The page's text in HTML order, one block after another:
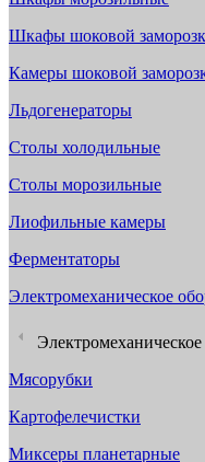
Шкафы шоковой
Камеры шоковой
Льдогенераторы
Столы холодильные
Столы морозильные
Лиофильные камеры
Ферментаторы
Электромеханическое
Мясорубки
Картофелечистки
Миксеры планетарные